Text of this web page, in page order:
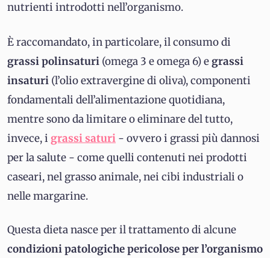
nutrienti introdotti nell’organismo.
È raccomandato, in particolare, il consumo di
grassi polinsaturi (omega 3 e omega 6) egrassi
insaturi (l’olio extravergine di oliva), componenti
fondamentali dell’alimentazione quotidiana,
mentre sono da limitare o eliminare del tutto,
invece, i grassi saturi - ovvero i grassi più dannosi
per la salute - come quelli contenuti nei prodotti
caseari, nel grasso animale, nei cibi industriali o
nelle margarine.
Questa dieta nasce per il trattamento di alcune
condizioni patologiche pericolose per l’organismo